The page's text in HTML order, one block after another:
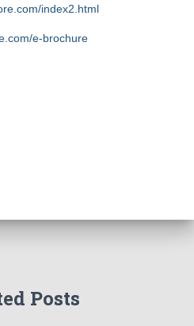
index2.html
e-brochure
Posts